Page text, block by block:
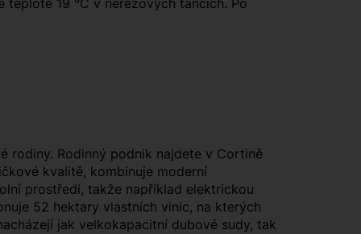
19 °C v nerezových tancích. Po
rodiny. Rodinný podnik najdete v Cortině
kvalitě, kombinuje moderní
prostředí, takže například elektrickou
52 hektary vlastních vinic, na kterých
jak velkokapacitní dubové sudy, tak